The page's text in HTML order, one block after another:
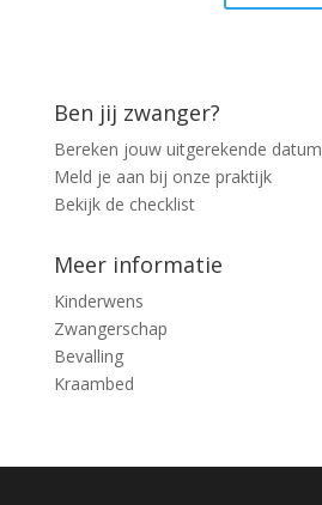
Ben jij zwanger?
Bereken jouw uitgerekende datum
Meld je aan bij onze praktijk
Bekijk de checklist
Meer informatie
Kinderwens
Zwangerschap
Bevalling
Kraambed